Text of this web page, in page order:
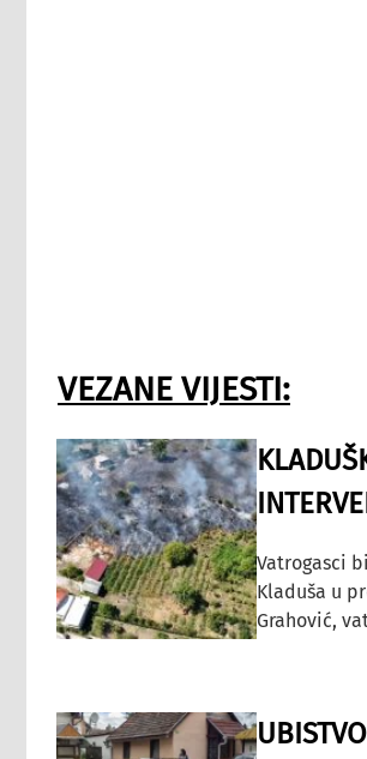
VEZANE VIJESTI:
Vatrogasci
Kladuša u
Grahović,